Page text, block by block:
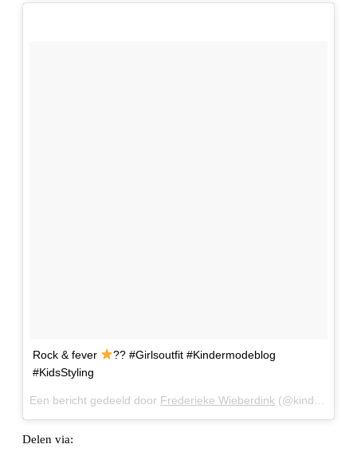
Rock & fever
?? #Girlsoutfit #Kindermodeblog
#KidsStyling
Een bericht gedeeld door Frederieke Wieberdink (@kindermodeblog) op
Delen via: